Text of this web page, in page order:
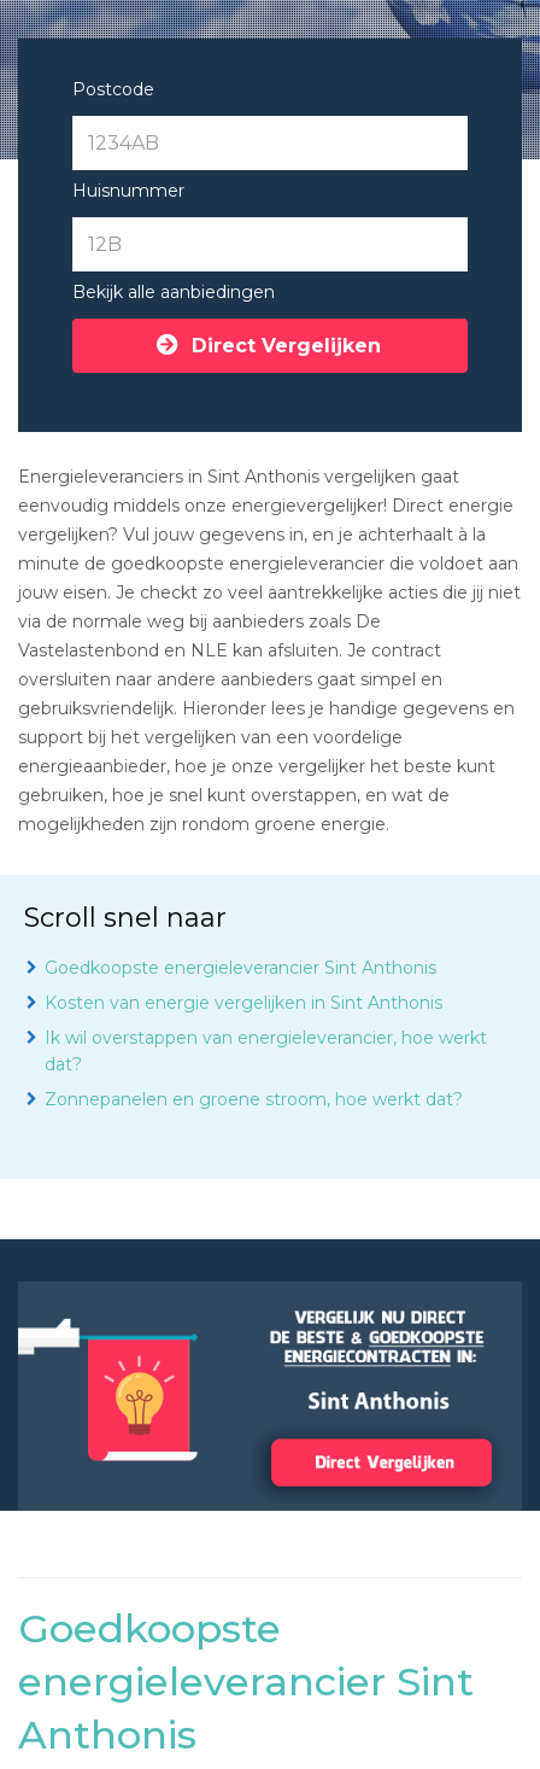
Postcode
Huisnummer
Bekijk alle aanbiedingen
Direct Vergelijken
Energieleveranciers in Sint Anthonis vergelijken gaat
eenvoudig middels onze energievergelijker! Direct energie
vergelijken? Vul jouw gegevens in, en je achterhaalt à la
minute de goedkoopste energieleverancier die voldoet aan
jouw eisen. Je checkt zo veel aantrekkelijke acties die jij niet
via de normale weg bij aanbieders zoals De
Vastelastenbond en NLE kan afsluiten. Je contract
oversluiten naar andere aanbieders gaat simpel en
gebruiksvriendelijk. Hieronder lees je handige gegevens en
support bij het vergelijken van een voordelige
energieaanbieder, hoe je onze vergelijker het beste kunt
gebruiken, hoe je snel kunt overstappen, en wat de
mogelijkheden zijn rondom groene energie.
Scroll snel naar
Goedkoopste energieleverancier Sint Anthonis
Kosten van energie vergelijken in Sint Anthonis
Ik wil overstappen van energieleverancier, hoe werkt
dat?
Zonnepanelen en groene stroom, hoe werkt dat?
Goedkoopste
energieleverancier Sint
Anthonis